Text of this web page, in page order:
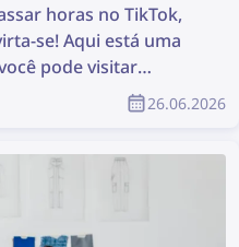
horas no TikTok,
se! Aqui está uma
pode visitar
jogos divertidos à26.06.2026